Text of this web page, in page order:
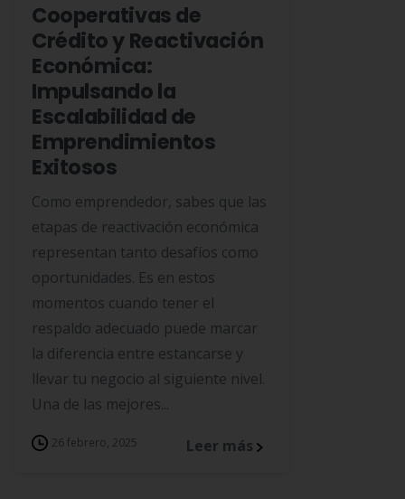
Cooperativas de
Crédito y Reactivación
Económica:
Impulsando la
Escalabilidad de
Emprendimientos
Exitosos
Como emprendedor, sabes que las
etapas de reactivación económica
representan tanto desafíos como
oportunidades. Es en estos
momentos cuando tener el
respaldo adecuado puede marcar
la diferencia entre estancarse y
llevar tu negocio al siguiente nivel.
Una de las mejores...
26 febrero, 2025 Leer más